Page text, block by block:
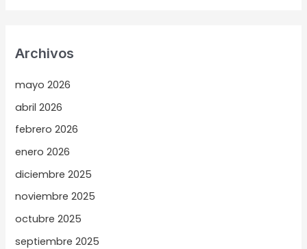
Archivos
mayo 2026
abril 2026
febrero 2026
enero 2026
diciembre 2025
noviembre 2025
octubre 2025
septiembre 2025